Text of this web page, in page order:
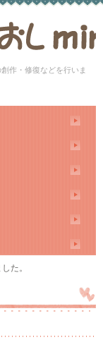
作・修復などを行いま
た。